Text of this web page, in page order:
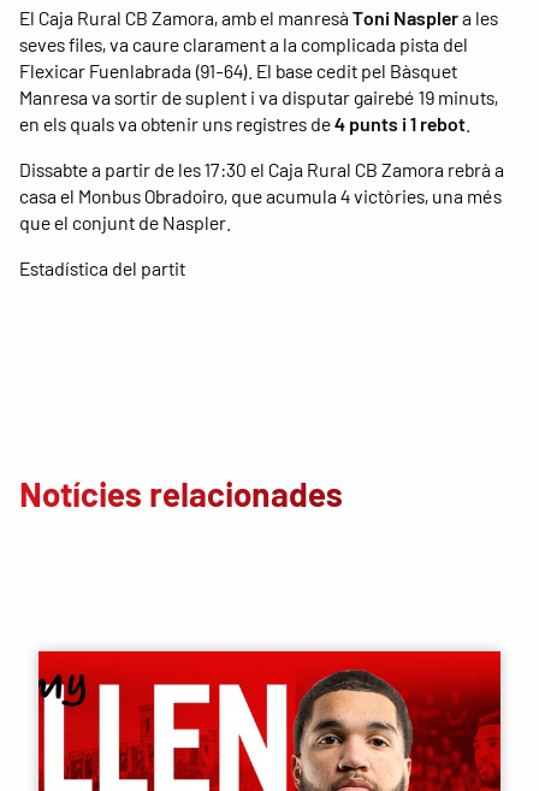
El Caja Rural CB Zamora, amb el manresà Toni Nasplera les
seves files, va caure clarament a la complicada pista del
Flexicar Fuenlabrada (91-64). El base cedit pel Bàsquet
Manresa va sortir de suplent i va disputar gairebé 19 minuts,
en els quals va obtenir uns registres de4 punts i 1 rebot
Dissabte a partir de les 17:30 el Caja Rural CB Zamora rebrà a
casa el Monbus Obradoiro, que acumula 4 victòries, una més
que el conjunt de Naspler.
Estadística del partit
Notícies relacionades